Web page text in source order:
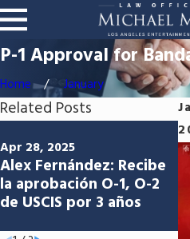
P-1 Approval for
Home
January
Related Posts
Apr 28, 2025
Alex Fernández: Recibe
la aprobación O-1, O-2
de USCIS por 3 años